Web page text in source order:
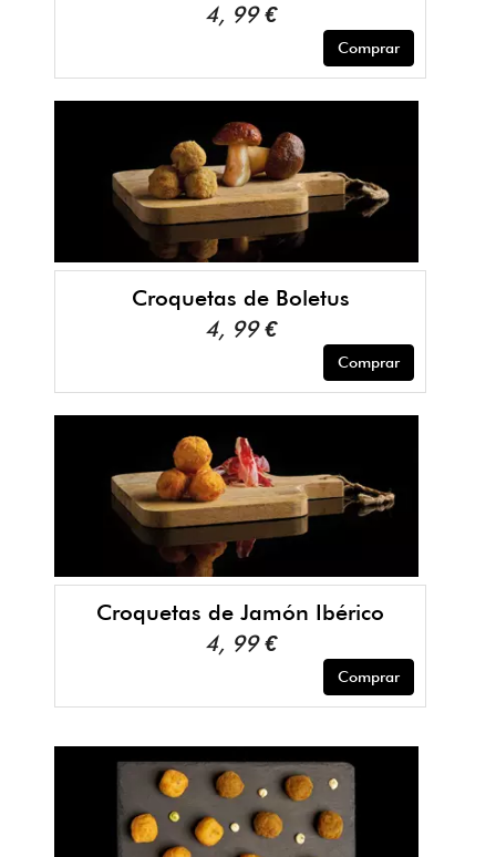
4, 99 €
Comprar
Croquetas de Boletus
4, 99 €
Comprar
Croquetas de Jamón Ibérico
4, 99 €
Comprar